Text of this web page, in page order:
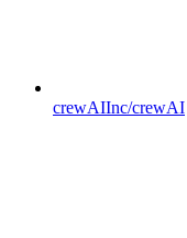
crewAIInc/crewAI